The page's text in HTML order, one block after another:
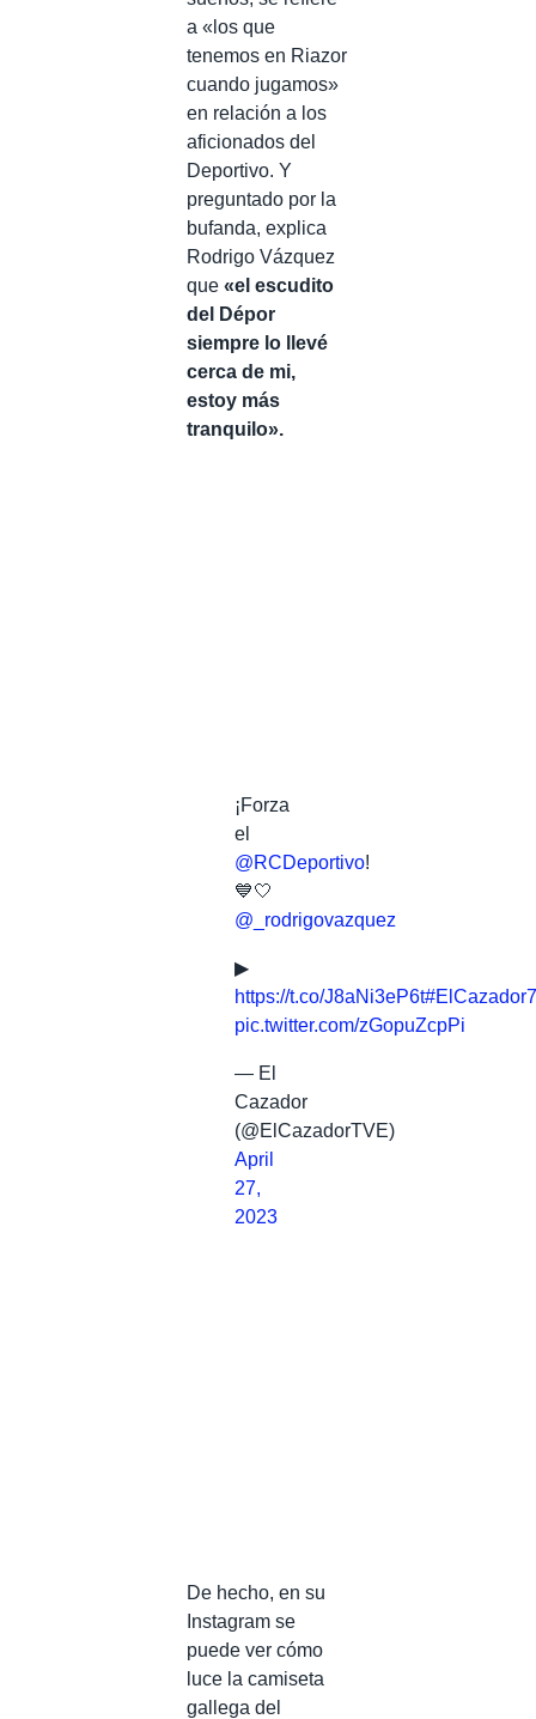
a «los que
tenemos en Riazor
cuando jugamos»
en relación a los
aficionados del
Deportivo. Y
preguntado por la
bufanda, explica
Rodrigo Vázquez
que «e l escudito
del Dépor
siempre lo llevé
cerca de mi,
estoy más
tranquilo».
¡Forza
el
@RCDeportivo!
💙🤍
@_rodrigovazquez
▶
https://t.co/J8aNi3eP6t
pic.twitter.com/zGopuZcpPi
— El
Cazador
(@ElCazadorTVE)
April
27,
2023
De hecho, en su
Instagram se
puede ver cómo
luce la camiseta
gallega del